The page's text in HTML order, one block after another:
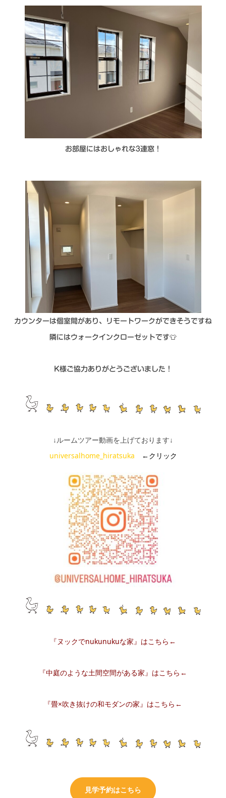
お部屋にはおしゃれな3連窓！
カウンターは個室間があり、リモートワークができそうですね
隣にはウォークインクローゼットです👕
K様ご協力ありがとうございました！
↓ルームツアー動画を上げております↓
universalhome_hiratsuka ←クリック
『ヌックでnukunukuな家』はこちら←
『中庭のような土間空間がある家』はこちら←
『畳×吹き抜けの和モダンの家』はこちら←
見学予約はこちら